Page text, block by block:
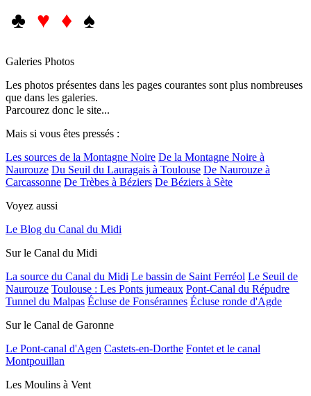
♣ ♥ ♦ ♠
Galeries Photos
Les photos présentes dans les pages courantes sont plus nombreuses
que dans les galeries.
Parcourez donc le site...
Mais si vous êtes pressés :
Les sources de la Montagne Noire De la Montagne Noire à
Naurouze Du Seuil du Lauragais à Toulouse De Naurouze à
Carcassonne De Trèbes à Béziers De Béziers à Sète
Voyez aussi
Le Blog du Canal du Midi
Sur le Canal du Midi
La source du Canal du Midi Le bassin de Saint Ferréol Le Seuil de
Naurouze Toulouse : Les Ponts jumeaux Pont-Canal du Répudre
Tunnel du Malpas Écluse de Fonsérannes Écluse ronde d'Agde
Sur le Canal de Garonne
Le Pont-canal d'Agen Castets-en-Dorthe Fontet et le canal
Montpouillan
Les Moulins à Vent